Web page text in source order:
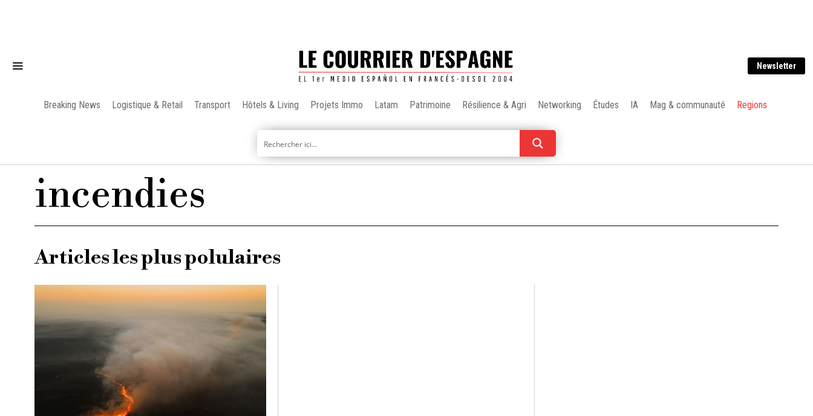
Newsletter
Breaking News Logistique & Retail Transport Hôtels & Living Projets Immo Latam Patrimoine Résilience & Agri Networking Études IA Mag & communauté Regions
incendies
Articles les plus polulaires